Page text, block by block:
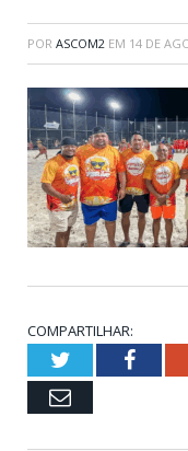
POR ASCOM2 EM 14 DE
COMPARTILHAR:
Twitter
Email